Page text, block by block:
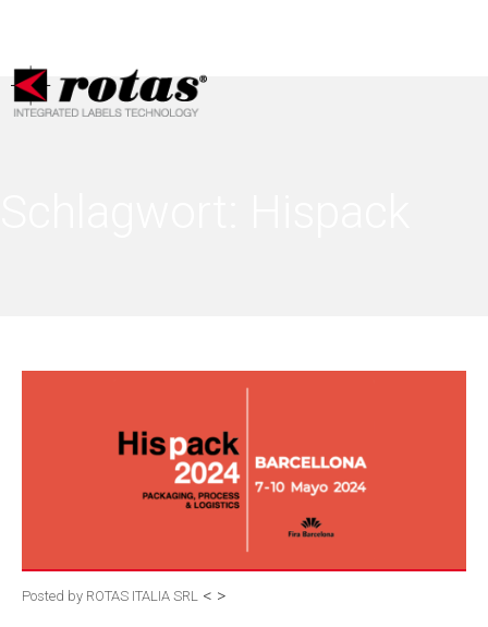
<
Posted by ROTAS ITALIA SRL >
Hinweis bei Erhebung